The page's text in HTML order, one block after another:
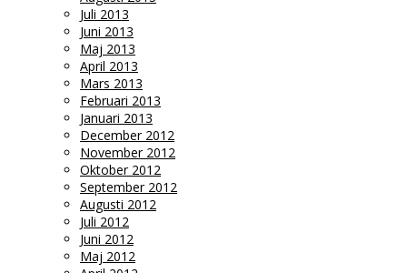
Juli 2013
Juni 2013
Maj 2013
April 2013
Mars 2013
Februari 2013
Januari 2013
December 2012
November 2012
Oktober 2012
September 2012
Augusti 2012
Juli 2012
Juni 2012
Maj 2012